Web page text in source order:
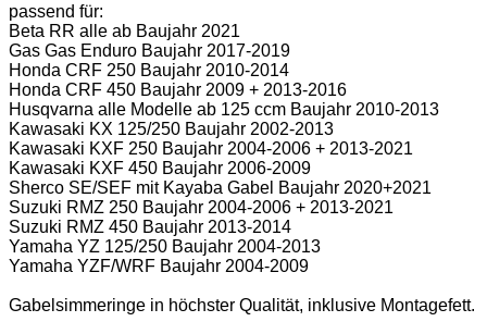
passend für:
Beta RR alle ab Baujahr 2021
Gas Gas Enduro Baujahr 2017-2019
Honda CRF 250 Baujahr 2010-2014
Honda CRF 450 Baujahr 2009 + 2013-2016
Husqvarna alle Modelle ab 125 ccm Baujahr 2010-2013
Kawasaki KX 125/250 Baujahr 2002-2013
Kawasaki KXF 250 Baujahr 2004-2006 + 2013-2021
Kawasaki KXF 450 Baujahr 2006-2009
Sherco SE/SEF mit Kayaba Gabel Baujahr 2020+2021
Suzuki RMZ 250 Baujahr 2004-2006 + 2013-2021
Suzuki RMZ 450 Baujahr 2013-2014
Yamaha YZ 125/250 Baujahr 2004-2013
Yamaha YZF/WRF Baujahr 2004-2009
Gabelsimmeringe in höchster Qualität, inklusive Montagefett.